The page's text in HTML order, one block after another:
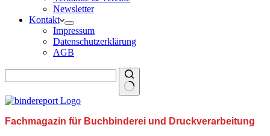
Newsletter
Kontakt
Impressum
Datenschutzerklärung
AGB
Fachmagazin für Buchbinderei und Druckverarbeitung